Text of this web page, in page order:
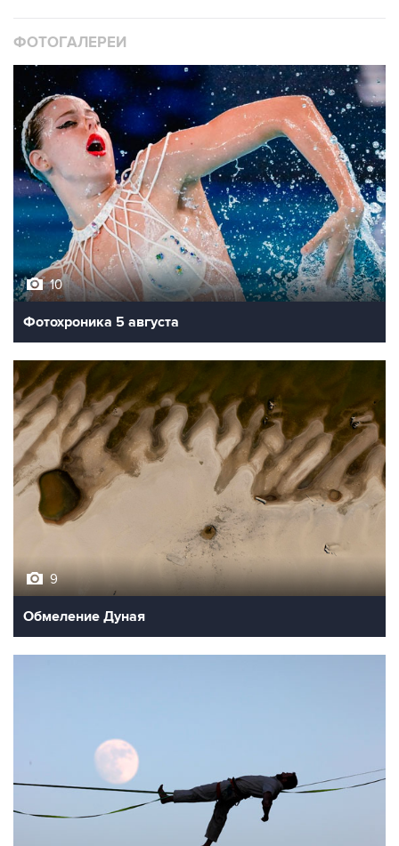
ФОТОГАЛЕРЕИ
10
Фотохроника 5 августа
9
Обмеление Дуная